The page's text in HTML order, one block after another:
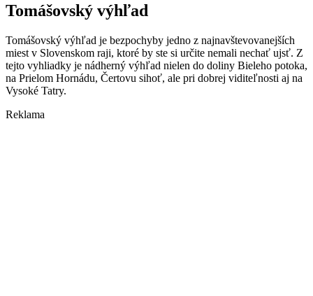
Tomášovský výhľad
Tomášovský výhľad je bezpochyby jedno z najnavštevovanejších
miest v Slovenskom raji, ktoré by ste si určite nemali nechať ujsť. Z
tejto vyhliadky je nádherný výhľad nielen do doliny Bieleho potoka,
na Prielom Hornádu, Čertovu sihoť, ale pri dobrej viditeľnosti aj na
Vysoké Tatry.
Reklama